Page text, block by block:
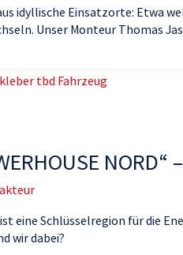
idyllische Einsatzorte: Etwa
Unser Monteur Thomas
eine Schlüsselregion für die
wir dabei?